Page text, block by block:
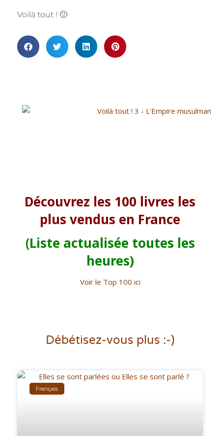
Voilà tout ! 🙂
Découvrez les 100 livres les
plus vendus en France
(Liste actualisée toutes les
heures)
Voir le Top 100 ici
Débétisez-vous plus :-)
Français